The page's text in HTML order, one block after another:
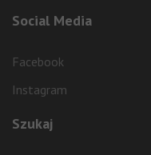
Social Media
Facebook
Instagram
Szukaj